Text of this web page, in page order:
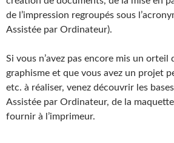
de l’impression regroupés sous
Assistée par Ordinateur).
Si vous n’avez pas encore mis un orteil
graphisme et que vous avez un projet
etc. à réaliser, venez découvrir les
Assistée par Ordinateur, de la maquette
fournir à l’imprimeur.